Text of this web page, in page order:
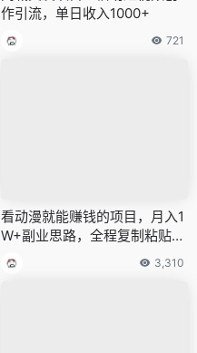
作引流，单日收入1000+
721
看动漫就能赚钱的项目，月入1
W+副业思路，全程复制粘贴即
3,310